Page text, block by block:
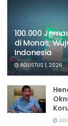
100.000
di Monas,
Indonesia
AGUSTUS 1, 2026